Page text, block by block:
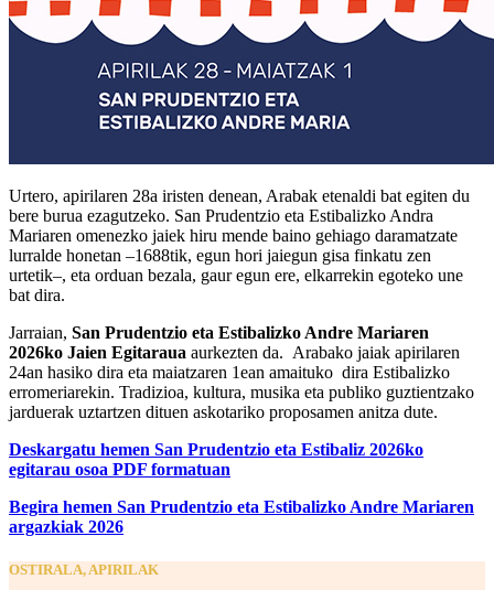
Urtero, apirilaren 28a iristen denean, Arabak etenaldi bat egiten du
bere burua ezagutzeko. San Prudentzio eta Estibalizko Andra
Mariaren omenezko jaiek hiru mende baino gehiago daramatzate
lurralde honetan –1688tik, egun hori jaiegun gisa finkatu zen
urtetik–, eta orduan bezala, gaur egun ere, elkarrekin egoteko une
bat dira.
Jarraian, San Prudentzio eta Estibalizko Andre Mariaren
2026ko Jaien Egitaraua aurkezten da. Arabako jaiak apirilaren
24an hasiko dira eta maiatzaren 1ean amaituko dira Estibalizko
erromeriarekin. Tradizioa, kultura, musika eta publiko guztientzako
jarduerak uztartzen dituen askotariko proposamen anitza dute.
Deskargatu hemen San Prudentzio eta Estibaliz 2026ko
egitarau osoa PDF formatuan
Begira hemen San Prudentzio eta Estibalizko Andre Mariaren
argazkiak 2026
OSTIRALA, APIRILAK